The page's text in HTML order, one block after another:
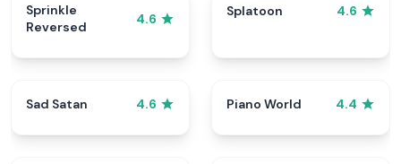
Sprinkle
Reversed
4.6
Splatoon 4.6
Sad Satan 4.6 Piano World 4.4